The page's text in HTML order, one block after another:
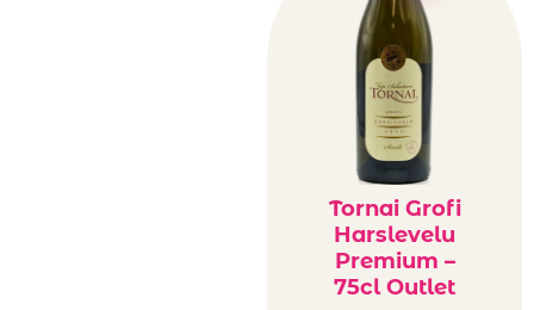
Tornai Grofi
Harslevelu
Premium –
75cl Outlet